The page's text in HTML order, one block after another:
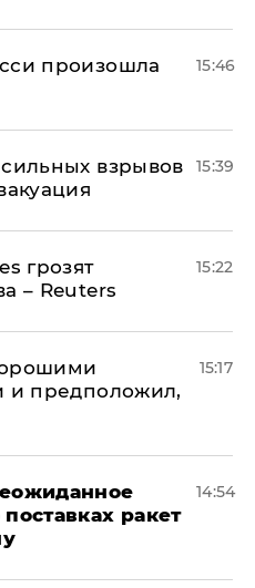
произошла
15:46
взрывов
15:39
грозят
– Reuters
15:22
и предположил,
15:17
ракет
14:54